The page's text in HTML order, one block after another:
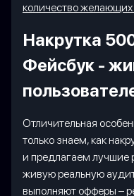
количество желающих
Накрутка
Фейсбук -
Отличительная
только знаем, как
и предлагаем лучшие
живую реальную
выполняют офферы –